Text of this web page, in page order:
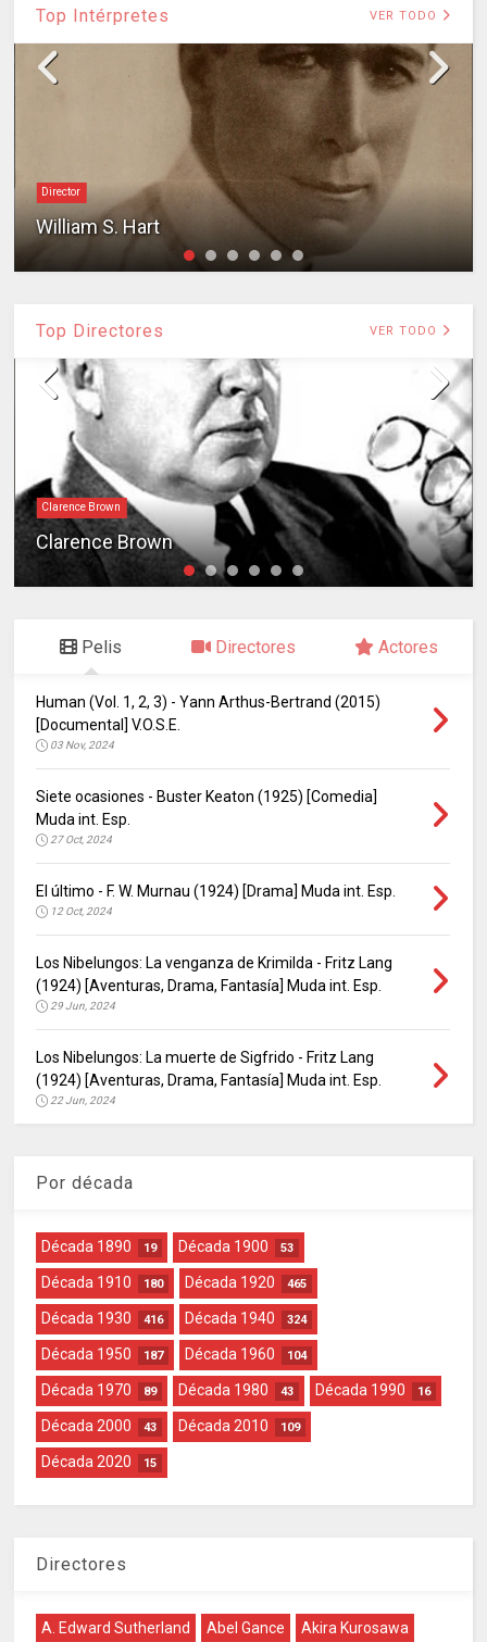
Top Intérpretes VER TODO
Director
William S. Hart
Top Directores VER TODO
Clarence Brown
Clarence Brown
Pelis Directores Actores
Human (Vol. 1, 2, 3) - Yann Arthus-Bertrand (2015)
[Documental] V.O.S.E.
03 Nov, 2024
Siete ocasiones - Buster Keaton (1925) [Comedia]
Muda int. Esp.
27 Oct, 2024
El último - F. W. Murnau (1924) [Drama] Muda int. Esp.
12 Oct, 2024
Los Nibelungos: La venganza de Krimilda - Fritz Lang
(1924) [Aventuras, Drama, Fantasía] Muda int. Esp.
29 Jun, 2024
Los Nibelungos: La muerte de Sigfrido - Fritz Lang
(1924) [Aventuras, Drama, Fantasía] Muda int. Esp.
22 Jun, 2024
Por década
Década 1890 19 Década 1900 53
Década 1910 180 Década 1920 465
Década 1930 416 Década 1940 324
Década 1950 187 Década 1960 104
Década 1970 89 Década 1980 43 Década 1990 16
Década 2000 43 Década 2010 109
Década 2020 15
Directores
A. Edward Sutherland Abel Gance
Akira Kurosawa